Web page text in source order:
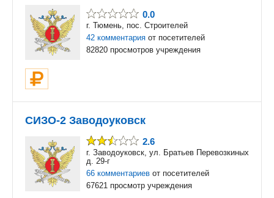
0.0
г. Тюмень, пос. Строителей
42 комментария от посетителей
82820 просмотров учреждения
СИЗО-2 Заводоуковск
2.6
г. Заводоуковск, ул. Братьев Перевозкиных
д. 29-г
66 комментариев от посетителей
67621 просмотр учреждения